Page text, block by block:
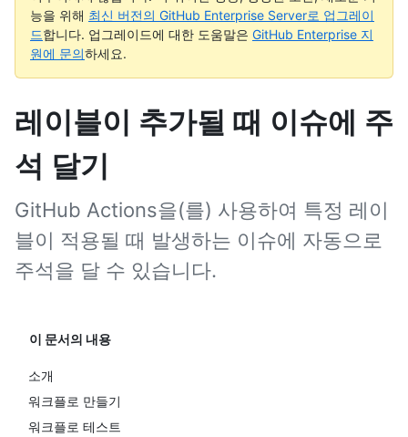
능을 위해 최신 버전의 GitHub Enterprise Server로 업그레이
드합니다. 업그레이드에 대한 도움말은 GitHub Enterprise 지
원에 문의하세요.
레이블이 추가될 때 이슈에 주
석 달기
GitHub Actions을(를) 사용하여 특정 레이
블이 적용될 때 발생하는 이슈에 자동으로
주석을 달 수 있습니다.
이 문서의 내용
소개
워크플로 만들기
워크플로 테스트